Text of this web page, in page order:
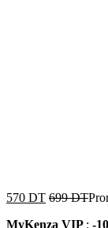
570 DT 699DT
MyKenza VIP : -